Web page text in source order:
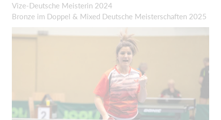
Vize-Deutsche Meisterin 2024
Bronze im Doppel & Mixed Deutsche Meisterschaften 2025